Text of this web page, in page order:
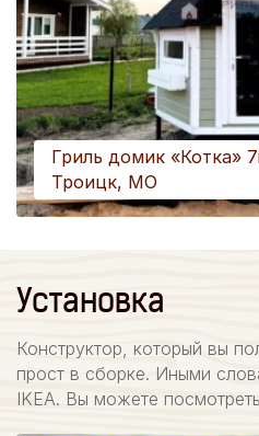
Гриль домик «Котка»
Троицк, МО
Установка
Конструктор, который вы
прост в сборке. Иными
IKEA. Вы можете